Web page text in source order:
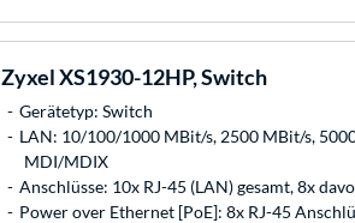
ZyxelXS1930-12HP, Switch
Gerätetyp: Switch
LAN: 10/100/1000 MBit/s, 2500 MBit/s,
MDI/MDIX
Anschlüsse: 10x RJ-45 (LAN) gesamt, 8x
Power over Ethernet [PoE]: 8x RJ-45